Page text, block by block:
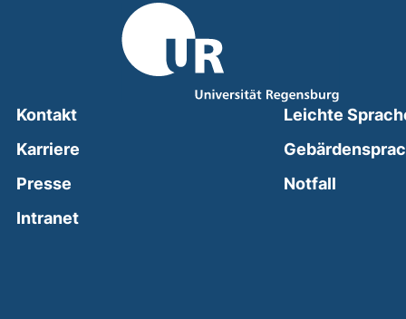
Kontakt
Karriere
Presse
Intranet(external link, opens in a new window)
Leichte
Notfall